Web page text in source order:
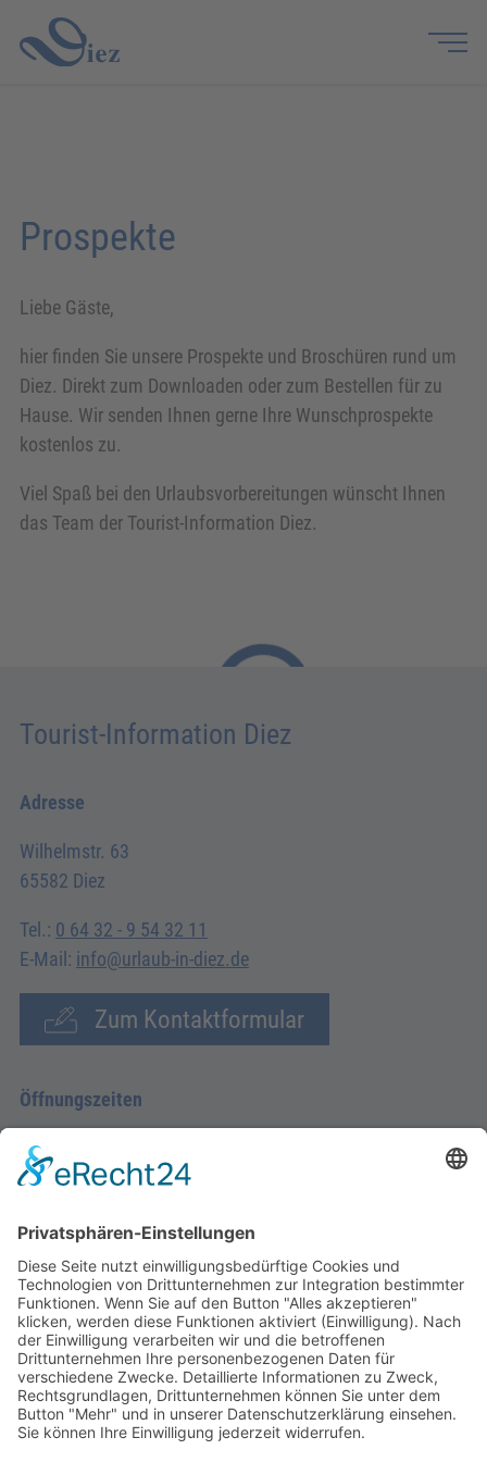
Prospekte
Liebe Gäste,
hier finden Sie unsere Prospekte und Broschüren rund um
Diez. Direkt zum Downloaden oder zum Bestellen für zu
Hause. Wir senden Ihnen gerne Ihre Wunschprospekte
kostenlos zu.
Viel Spaß bei den Urlaubsvorbereitungen wünscht Ihnen
das Team der Tourist-Information Diez.
Tourist-Information Diez
Adresse
Wilhelmstr. 63
65582 Diez
Tel.: 0 64 32 - 9 54 32 11
E-Mail: info@urlaub-in-diez.de
Zum Kontaktformular
Öffnungszeiten
Montag - Donnerstag
09.00 Uhr – 12.00 Uhr
Freitag
09.00 – 12.00 Uhr
Von Juni bis einschließlich 2. Samstag im September
zusätzlich:
Freitag 15.00 - 17.00 Uhr
Samstag 10.00 - 12.00 Uhr